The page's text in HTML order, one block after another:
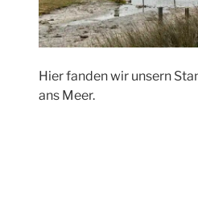
Hier fanden wir unsern
ans Meer.